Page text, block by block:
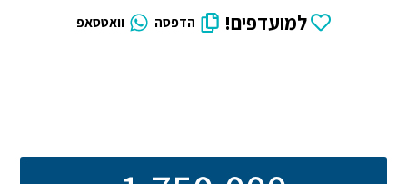
למועדפים! הדפסה וואטסאפ